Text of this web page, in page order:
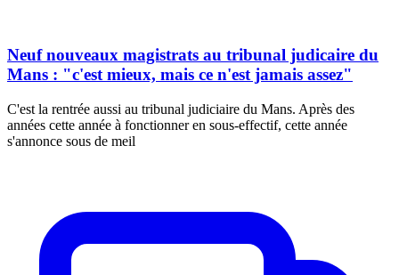
Neuf nouveaux magistrats au tribunal judicaire du
Mans : "c'est mieux, mais ce n'est jamais assez"
C'est la rentrée aussi au tribunal judiciaire du Mans. Après des
années cette année à fonctionner en sous-effectif, cette année
s'annonce sous de meil